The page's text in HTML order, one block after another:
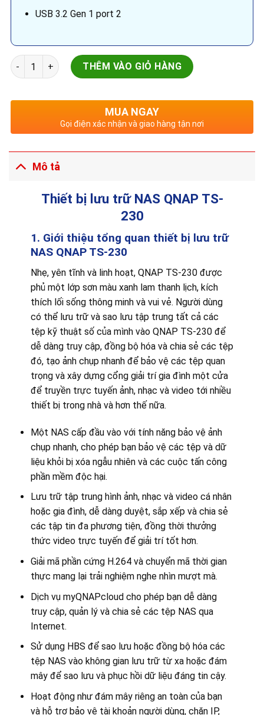
USB 3.2 Gen 1 port 2
Thiết bị lưu trữ NAS QNAP TS-230 số lượng
THÊM VÀO GIỎ HÀNG
MUA NGAY
Gọi điện xác nhận và giao hàng tận nơi
Mô tả
Thiết bị lưu trữ NAS QNAP TS-
230
1. Giới thiệu tổng quan thiết bị lưu trữ
NAS QNAP TS-230
Nhẹ, yên tĩnh và linh hoạt, QNAP TS-230 được
phủ một lớp sơn màu xanh lam thanh lịch, kích
thích lối sống thông minh và vui vẻ. Người dùng
có thể lưu trữ và sao lưu tập trung tất cả các
tệp kỹ thuật số của mình vào QNAP TS-230 để
dễ dàng truy cập, đồng bộ hóa và chia sẻ các tệp
đó, tạo ảnh chụp nhanh để bảo vệ các tệp quan
trọng và xây dựng cổng giải trí gia đình một cửa
để truyền trực tuyến ảnh, nhạc và video tới nhiều
thiết bị trong nhà và hơn thế nữa.
Một NAS cấp đầu vào với tính năng bảo vệ ảnh
chụp nhanh, cho phép bạn bảo vệ các tệp và dữ
liệu khỏi bị xóa ngẫu nhiên và các cuộc tấn công
phần mềm độc hại.
Lưu trữ tập trung hình ảnh, nhạc và video cá nhân
hoặc gia đình, dễ dàng duyệt, sắp xếp và chia sẻ
các tập tin đa phương tiện, đồng thời thưởng
thức video trực tuyến để giải trí tốt hơn.
Giải mã phần cứng H.264 và chuyển mã thời gian
thực mang lại trải nghiệm nghe nhìn mượt mà.
Dịch vụ myQNAPcloud cho phép bạn dễ dàng
truy cập, quản lý và chia sẻ các tệp NAS qua
Internet.
Sử dụng HBS để sao lưu hoặc đồng bộ hóa các
tệp NAS vào không gian lưu trữ từ xa hoặc đám
mây để sao lưu và phục hồi dữ liệu đáng tin cậy.
Hoạt động như đám mây riêng an toàn của bạn
và hỗ trợ bảo vệ tài khoản người dùng, chặn IP,